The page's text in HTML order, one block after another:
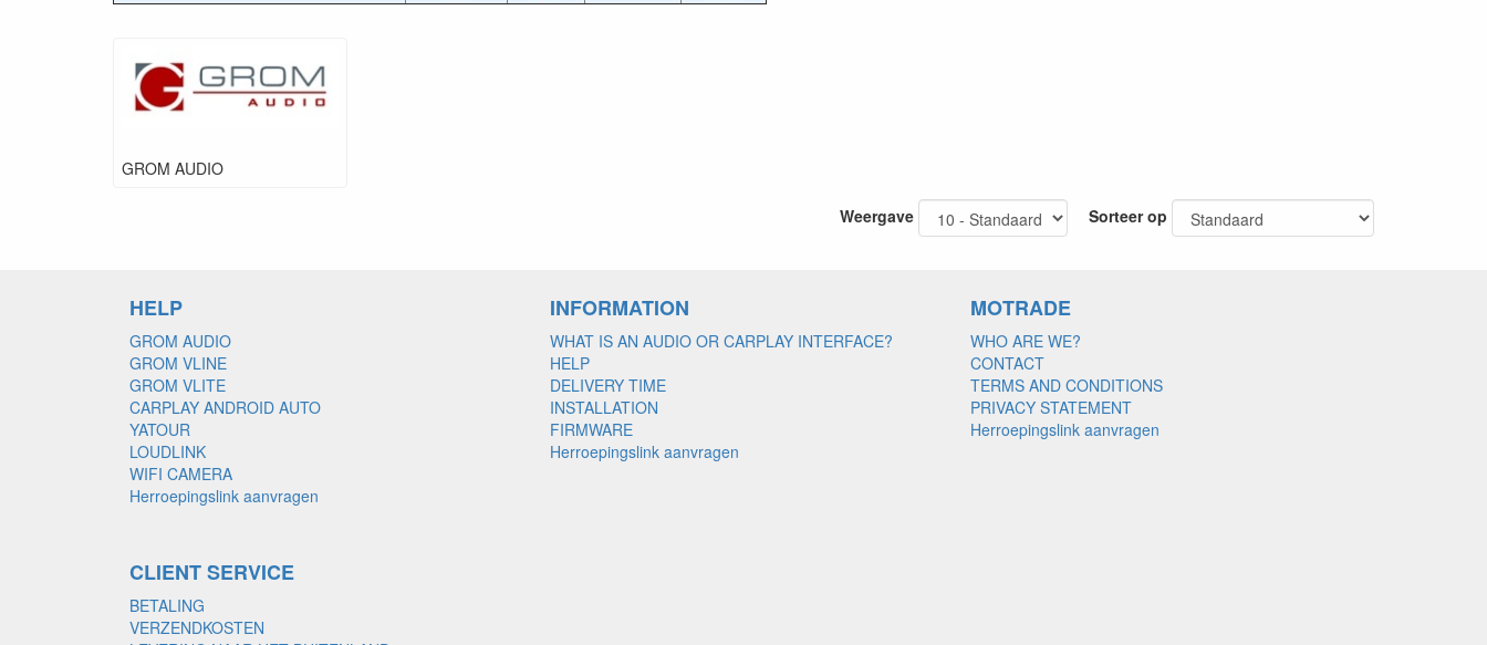
GROM AUDIO
Weergave Sorteer op
HELP
GROM AUDIO
GROM VLINE
GROM VLITE
CARPLAY ANDROID AUTO
YATOUR
LOUDLINK
WIFI CAMERA
Herroepingslink aanvragen
INFORMATION
WHAT IS AN AUDIO OR CARPLAY INTERFACE?
HELP
DELIVERY TIME
INSTALLATION
FIRMWARE
Herroepingslink aanvragen
MOTRADE
WHO ARE WE?
CONTACT
TERMS AND CONDITIONS
PRIVACY STATEMENT
Herroepingslink aanvragen
CLIENT SERVICE
BETALING
VERZENDKOSTEN